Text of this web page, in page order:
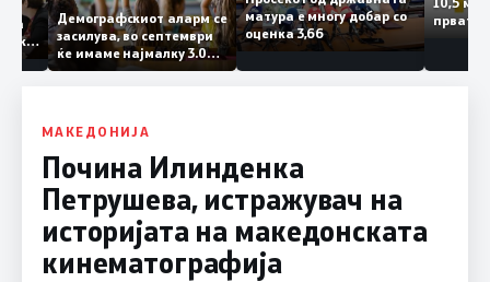
Паланка
на
Демографскиот аларм се
засилува, во септември
ќе имаме најмалку 3.000
првачиња помалку
матура е многу добар со
оценка 3,66
МАКЕДОНИЈА
Почина Илинденка
Петрушева, истражувач на
историјата на македонската
кинематографија